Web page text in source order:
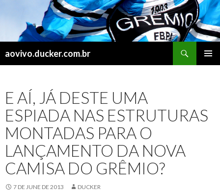
aovivo.ducker.com.br
E AÍ, JÁ DESTE UMA
ESPIADA NAS ESTRUTURAS
MONTADAS PARA O
LANÇAMENTO DA NOVA
CAMISA DO GRÊMIO?
7 DE JUNE DE 2013 DUCKER